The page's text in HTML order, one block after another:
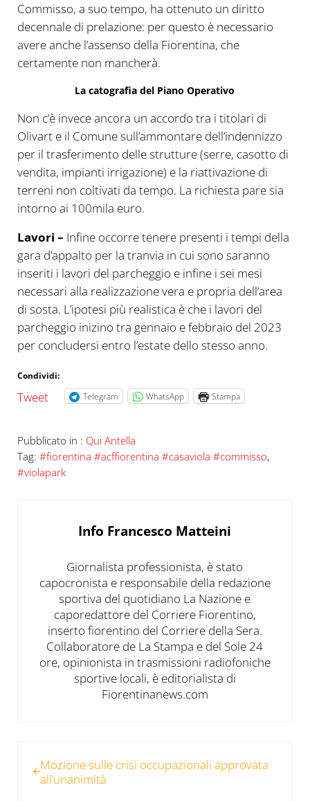
Commisso, a suo tempo, ha ottenuto un diritto
decennale di prelazione: per questo è necessario
avere anche l’assenso della Fiorentina, che
certamente non mancherà.
La catografia del Piano Operativo
Non c’è invece ancora un accordo tra i titolari di
Olivart e il Comune sull’ammontare dell’indennizzo
per il trasferimento delle strutture (serre, casotto di
vendita, impianti irrigazione) e la riattivazione di
terreni non coltivati da tempo. La richiesta pare sia
intorno ai 100mila euro.
Lavori – Infine occorre tenere presenti i tempi della
gara d’appalto per la tranvia in cui sono saranno
inseriti i lavori del parcheggio e infine i sei mesi
necessari alla realizzazione vera e propria dell’area
di sosta. L’ipotesi più realistica è che i lavori del
parcheggio inizino tra gennaio e febbraio del 2023
per concludersi entro l’estate dello stesso anno.
Condividi:
Tweet Telegram WhatsApp Stampa
Pubblicato in : Qui Antella
Tag: #fiorentina #acffiorentina #casaviola #commisso,
#violapark
Info Francesco Matteini
Giornalista professionista, è stato
capocronista e responsabile della redazione
sportiva del quotidiano La Nazione e
caporedattore del Corriere Fiorentino,
inserto fiorentino del Corriere della Sera.
Collaboratore de La Stampa e del Sole 24
ore, opinionista in trasmissioni radiofoniche
sportive locali, è editorialista di
Fiorentinanews.com
Mozione sulle crisi occupazionali approvata
all’unanimità